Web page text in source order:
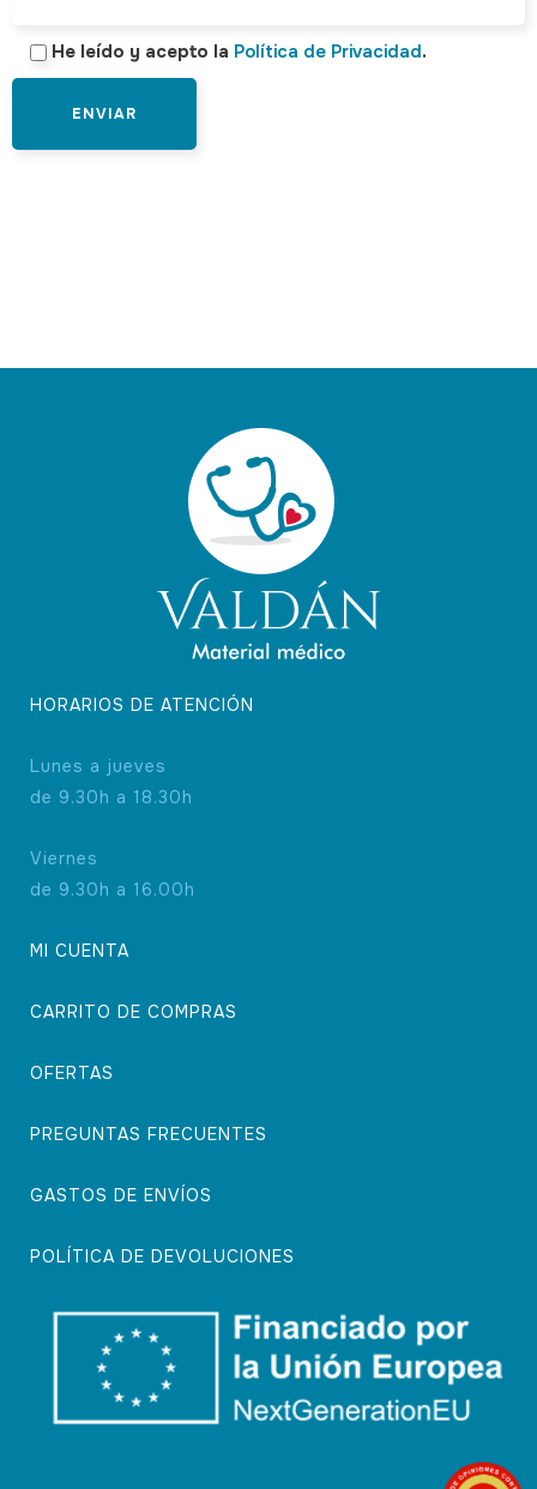
He leído y acepto la Política de Privacidad.
HORARIOS DE ATENCIÓN
Lunes a jueves
de 9.30h a 18.30h
Viernes
de 9.30h a 16.00h
MI CUENTA
CARRITO DE COMPRAS
OFERTAS
PREGUNTAS FRECUENTES
GASTOS DE ENVÍOS
POLÍTICA DE DEVOLUCIONES